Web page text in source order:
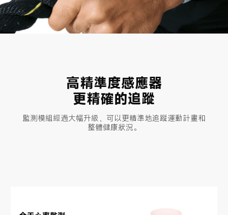
高精準度感應器
更精確的追蹤
監測模組經過大幅升級，可以更精準地追蹤運動計畫和
整體健康狀況。